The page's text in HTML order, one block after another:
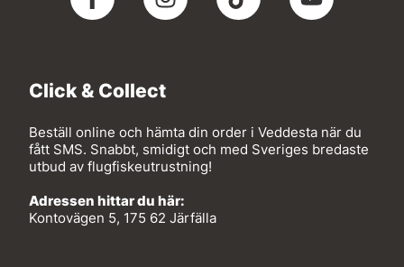
Click & Collect
Beställ online och hämta din order i Veddesta när du
fått SMS. Snabbt, smidigt och med Sveriges bredaste
utbud av flugfiskeutrustning!
Adressen hittar du här:
Kontovägen 5, 175 62 Järfälla